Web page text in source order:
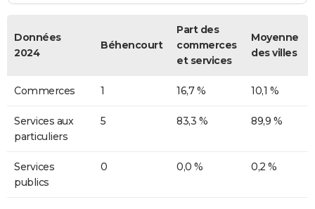
Données
2024
Béhencourt
Part des
commerces
et services
Moyenne
des villes
Commerces 1 16,7 % 10,1 %
Services aux
particuliers
5 83,3 % 89,9 %
Services
publics
0 0,0 % 0,2 %